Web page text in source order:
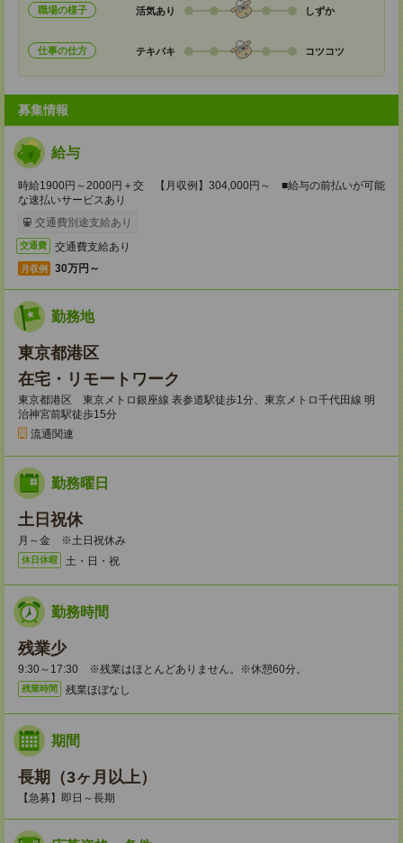
職場の様子 活気あり しずか
仕事の仕方 テキパキ コツコツ
募集情報
給与
時給1900円～2000円＋交 【月収例】304,000円～ ■給与の前払いが可能
な速払いサービスあり
交通費別途支給あり
交通費 交通費支給あり
月収例 30万円～
勤務地
東京都港区
在宅・リモートワーク
東京都港区 東京メトロ銀座線 表参道駅徒歩1分、東京メトロ千代田線 明
治神宮前駅徒歩15分
流通関連
勤務曜日
土日祝休
月～金 ※土日祝休み
休日休暇 土・日・祝
勤務時間
残業少
9:30～17:30 ※残業はほとんどありません。※休憩60分。
残業時間 残業ほぼなし
期間
長期（3ヶ月以上）
【急募】即日～長期